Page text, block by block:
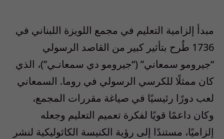
مبدأ إلزامية التعليم في مجمع اللويزة اللبناني في
1736 طُرح بتأثير كبير من القاصد الرسولي
“جيرومو سمعاني” (“جيرومو دي سمعانـي”)، الذي
كان ممثلًا للكرسي الرسولي في روما. السمعاني
لعب دورًا رئيسيًا في صياغة مقررات المجمع،
وكان داعمًا قويًا لفكرة تعميم التعليم وجعله
إلزاميًا، مستندًا إلى رؤية الكنيسة الكاثوليكية لنشر